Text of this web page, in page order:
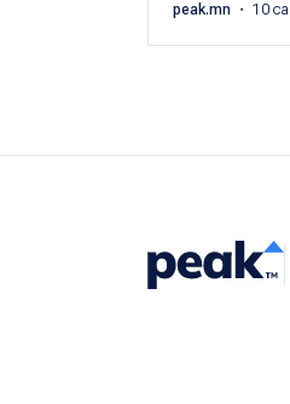
peak.mn ・ 10